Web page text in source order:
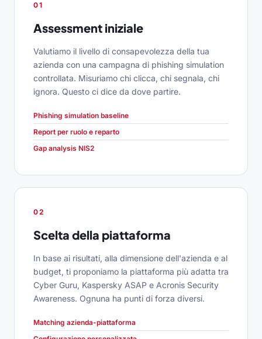
01
Assessment iniziale
Valutiamo il livello di consapevolezza della tua
azienda con una campagna di phishing simulation
controllata. Misuriamo chi clicca, chi segnala, chi
ignora. Questo ci dice da dove partire.
Phishing simulation baseline
Report per ruolo e reparto
Gap analysis NIS2
02
Scelta della piattaforma
In base ai risultati, alla dimensione dell'azienda e al
budget, ti proponiamo la piattaforma più adatta tra
Cyber Guru, Kaspersky ASAP e Acronis Security
Awareness. Ognuna ha punti di forza diversi.
Matching azienda-piattaforma